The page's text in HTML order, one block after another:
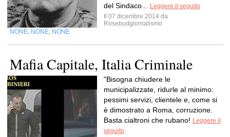
del Sindaco...
Leggere il seguito
Il 07 dicembre 2014 da
Rosebudgiornalismo
NONE NONE NONE
Mafia Capitale, Italia Criminale
"Bisogna chiudere le
municipalizzate, ridurle al minimo:
pessimi servizi, clientele e, come si
è dimostrato a Roma, corruzione.
Basta cialtroni che rubano! Leggere il
seguito